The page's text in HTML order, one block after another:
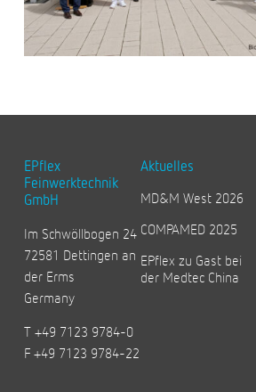
EPflex
Feinwerktechnik
GmbH
Im Schwöllbogen 24
72581 Dettingen an
der Erms
Germany
T +49 7123 9784-0
F +49 7123 9784-22
Aktuelles
MD&M West 2026
COMPAMED 2025
EPflex zu Gast bei
der Medtec China